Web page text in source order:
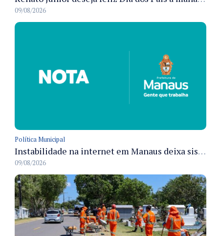
09/08/2026
Política Municipal
Instabilidade na internet em Manaus deixa sistemas de atendimento municipal temporariamente indisponíveis
09/08/2026